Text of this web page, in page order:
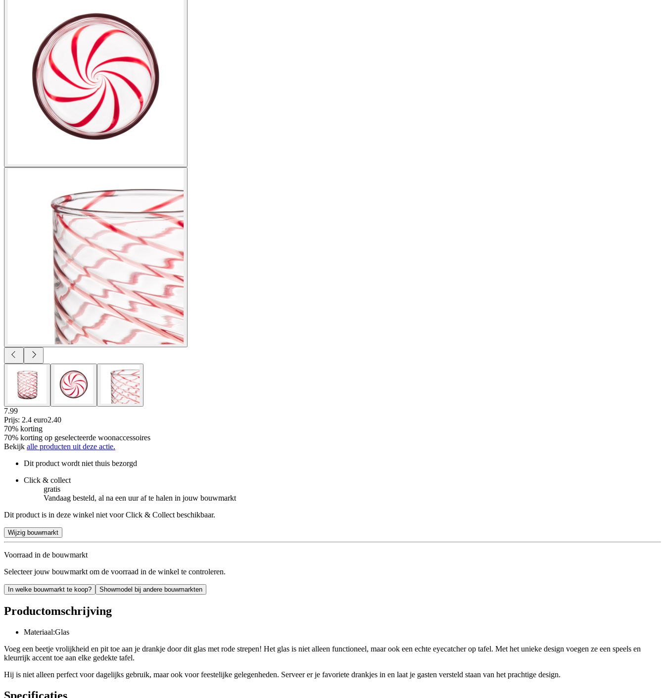
7.99
Prijs: 2.4 euro2.40
70% korting
70% korting op geselecteerde woonaccessoires
Bekijk alle producten uit deze actie.
Dit product wordt niet thuis bezorgd
Click & collect
gratis
Vandaag besteld, al na een uur af te halen in jouw bouwmarkt
Dit product is in deze winkel niet voor Click & Collect beschikbaar.
Wijzig bouwmarkt
Voorraad in de bouwmarkt
Selecteer jouw bouwmarkt om de voorraad in de winkel te controleren.
In welke bouwmarkt te koop? Showmodel bij andere bouwmarkten
Productomschrijving
Materiaal:Glas
Voeg een beetje vrolijkheid en pit toe aan je drankje door dit glas met rode strepen! Het glas is niet alleen functioneel, maar ook een echte eyecatcher op tafel. Met het unieke design voegen ze een speels en
kleurrijk accent toe aan elke gedekte tafel.
Hij is niet alleen perfect voor dagelijks gebruik, maar ook voor feestelijke gelegenheden. Serveer er je favoriete drankjes in en laat je gasten versteld staan van het prachtige design.
Specificaties